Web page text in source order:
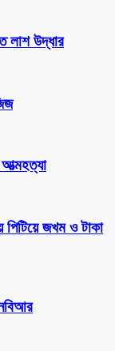
লাশ উদ্ধার
পিটিয়ে জখম ও টাকা